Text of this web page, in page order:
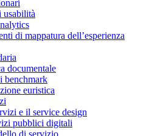
usabilità
di mappatura dell’esperienza
documentale
benchmark
euristica
e il service design
pubblici digitali
di servizio